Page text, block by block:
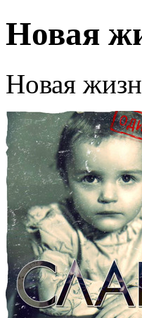
Новая
Новая